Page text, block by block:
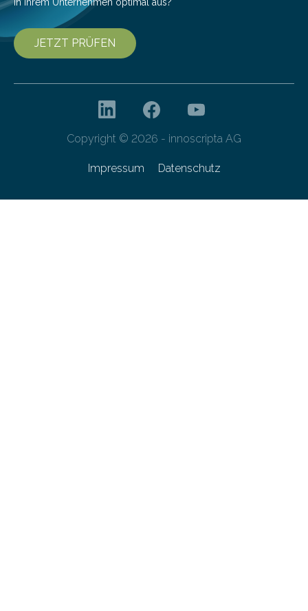
in Ihrem Unternehmen optimal aus?
JETZT PRÜFEN
Copyright © 2026 - innoscripta AG
Impressum Datenschutz